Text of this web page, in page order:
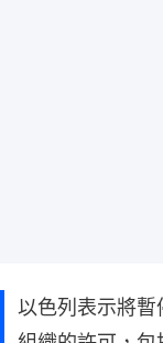
以色列表示將